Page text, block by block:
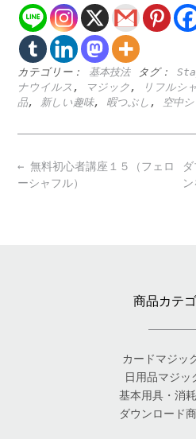
カテゴリー： 基本技法 タグ：
ナウイルス , マジック , リフルシ
品, 新しい趣味, 暇つぶし , 空中
Post
navigation
← 無料初心者講座１５（フェロ
ーシャフル）
商品カテ
カードマジッ
日用品マジッ
基本用具・消
ダウンロード